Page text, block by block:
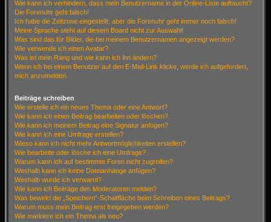
Wie kann ich verhindern, dass mein Benutzername in der Online-Liste auftaucht?
Die Forenuhr geht falsch!
Ich habe die Zeitzone eingestellt, aber die Forenuhr geht immer noch falsch!
Meine Sprache steht auf diesem Board nicht zur Auswahl!
Was sind das für Bilder, die bei meinem Benutzernamen angezeigt werden?
Wie verwende ich einen Avatar?
Was ist mein Rang und wie kann ich ihn ändern?
Wenn ich bei einem Benutzer auf den E-Mail-Link klicke, werde ich aufgefordert,
mich anzumelden.
Beiträge schreiben
Wie erstelle ich ein neues Thema oder eine Antwort?
Wie kann ich einen Beitrag bearbeiten oder löschen?
Wie kann ich meinem Beitrag eine Signatur anfügen?
Wie kann ich eine Umfrage erstellen?
Wieso kann ich nicht mehr Antwortmöglichkeiten erstellen?
Wie bearbeite oder lösche ich eine Umfrage?
Warum kann ich auf bestimmte Foren nicht zugreifen?
Weshalb kann ich keine Dateianhänge anfügen?
Weshalb wurde ich verwarnt?
Wie kann ich Beiträge den Moderatoren melden?
Was bewirkt die „Speichern“-Schaltfläche beim Schreiben eines Beitrags?
Warum muss mein Beitrag erst freigegeben werden?
Wie markiere ich ein Thema als neu?